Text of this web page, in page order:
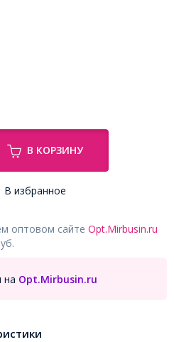
В КОРЗИНУ
В избранное
оптовом сайте Opt.Mirbusin.ru
на Opt.Mirbusin.ru